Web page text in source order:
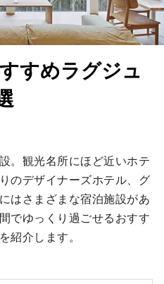
すめラグジュ
。観光名所にほど近いホテ
のデザイナーズホテル、グ
はさまざまな宿泊施設があ
でゆっくり過ごせるおすす
紹介します。